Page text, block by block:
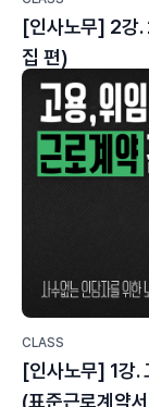
[인사노무] 2강.
집 편)
CLASS
[인사노무] 1강.
(표준근로계약